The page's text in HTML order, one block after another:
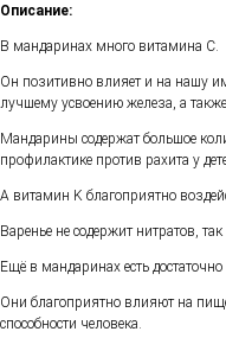
Описание:
В мандаринах много витамина С.
Он позитивно влияет и на нашу
лучшему усвоению железа, а
Мандарины содержат большое
профилактике против рахита у
А витамин K благоприятно
Варенье не содержит нитратов,
Ещё в мандаринах есть
Они благоприятно влияют на
способности человека.